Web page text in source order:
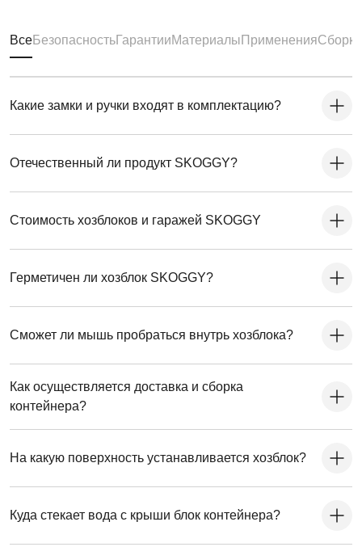
ВсеБезопасностьГарантииМатериалы ПримененияСборка
Какие замки и ручки входят в комплектацию?
Отечественный ли продукт SKOGGY?
Стоимость хозблоков и гаражей SKOGGY
Герметичен ли хозблок SKOGGY?
Сможет ли мышь пробраться внутрь хозблока?
Как осуществляется доставка и сборка
контейнера?
На какую поверхность устанавливается хозблок?
Куда стекает вода с крыши блок контейнера?